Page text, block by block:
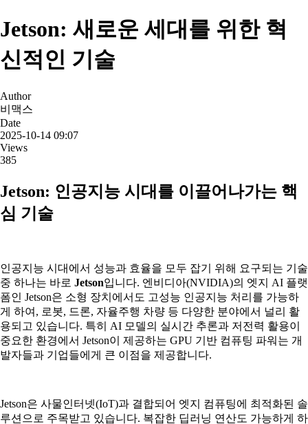
Jetson: 새로운 세대를 위한 혁
신적인 기술
Author
비맥스
Date
2025-10-14 09:07
Views
385
Jetson: 인공지능 시대를 이끌어나가는 핵
심 기술
인공지능 시대에서 성능과 효율을 모두 잡기 위해 요구되는 기술
중 하나는 바로 Jetson입니다. 엔비디아(NVIDIA)의 엣지 AI 플랫
폼인 Jetson은 소형 장치에서도 고성능 인공지능 처리를 가능하
게 하여, 로봇, 드론, 자율주행 차량 등 다양한 분야에서 널리 활
용되고 있습니다. 특히 AI 모델의 실시간 추론과 저전력 활용이
중요한 환경에서 Jetson이 제공하는 GPU 기반 컴퓨팅 파워는 개
발자들과 기업들에게 큰 이점을 제공합니다.
Jetson은 사물인터넷(IoT)과 결합되어 엣지 컴퓨팅에 최적화된 솔
루션으로 주목받고 있습니다. 복잡한 딥러닝 연산도 가능하게 하